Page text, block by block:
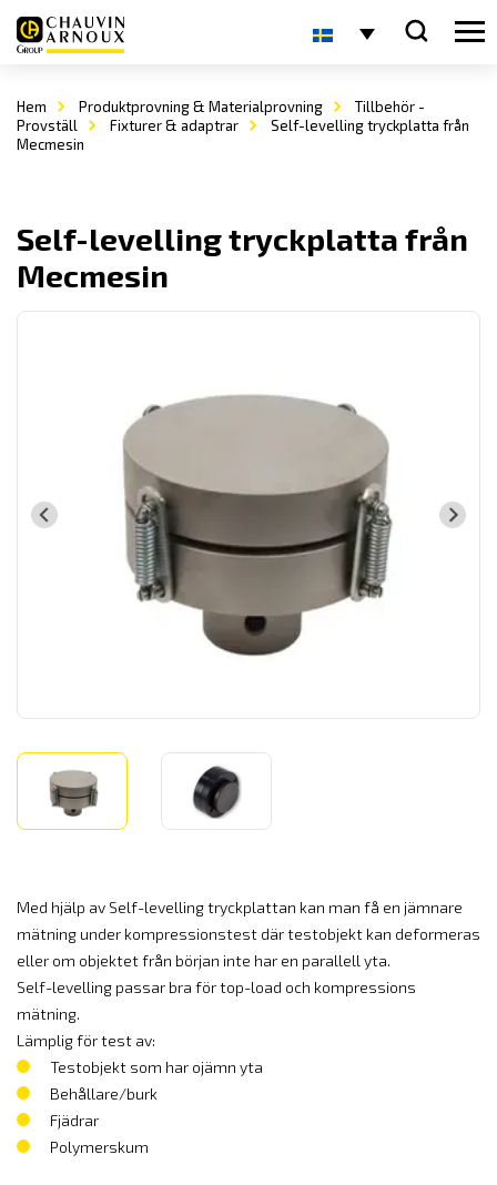
Hem Produktprovning & Materialprovning
Tillbehör -
Provställ
Fixturer & adaptrar
Self-levelling tryckplatta från
Mecmesin
Self-levelling tryckplatta från
Mecmesin
Med hjälp av Self-levelling tryckplattan kan man få en jämnare
mätning under kompressionstest där testobjekt kan deformeras
eller om objektet från början inte har en parallell yta.
Self-levelling passar bra för top-load och kompressions
mätning.
Lämplig för test av:
Testobjekt som har ojämn yta
Behållare/burk
Fjädrar
Polymerskum